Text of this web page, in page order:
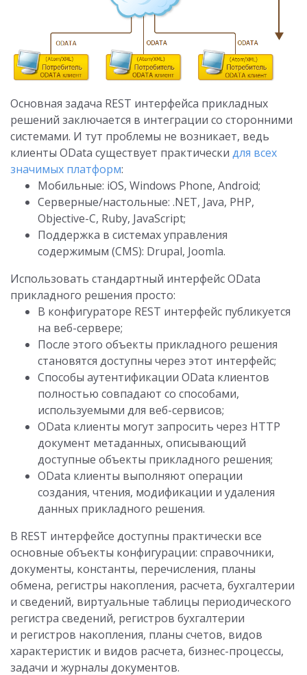
Основная задача REST интерфейса прикладных
решений заключается в интеграции со сторонними
системами. И тут проблемы не возникает, ведь
клиенты OData существует практически для всех
значимых платформ:
Мобильные: iOS, Windows Phone, Android;
Серверные/настольные: .NET, Java, PHP,
Objective-C, Ruby, JavaScript;
Поддержка в системах управления
содержимым (CMS): Drupal, Joomla.
Использовать стандартный интерфейс OData
прикладного решения просто:
В конфигураторе REST интерфейс публикуется
на веб-сервере;
После этого объекты прикладного решения
становятся доступны через этот интерфейс;
Способы аутентификации OData клиентов
полностью совпадают со способами,
используемыми для веб-сервисов;
OData клиенты могут запросить через HTTP
документ метаданных, описывающий
доступные объекты прикладного решения;
OData клиенты выполняют операции
создания, чтения, модификации и удаления
данных прикладного решения.
В REST интерфейсе доступны практически все
основные объекты конфигурации: справочники,
документы, константы, перечисления, планы
обмена, регистры накопления, расчета, бухгалтерии
и сведений, виртуальные таблицы периодического
регистра сведений, регистров бухгалтерии
и регистров накопления, планы счетов, видов
характеристик и видов расчета, бизнес-процессы,
задачи и журналы документов.